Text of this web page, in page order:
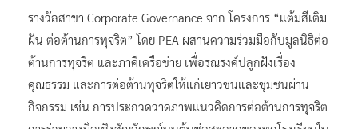
รางวัลสาขา Corporate Governance จาก โครงการ “แต้มสีเติม
ฝัน ต่อต้านการทุจริต” โดย PEA ผสานความร่วมมือกับมูลนิธิต่อ
ต้านการทุจริต และภาคีเครือข่าย เพื่อรณรงค์ปลูกฝังเรื่อง
คุณธรรม และการต่อต้านทุจริตให้แก่เยาวชนและชุมชนผ่าน
กิจกรรม เช่น การประกวดวาดภาพแนวคิดการต่อต้านการทุจริต